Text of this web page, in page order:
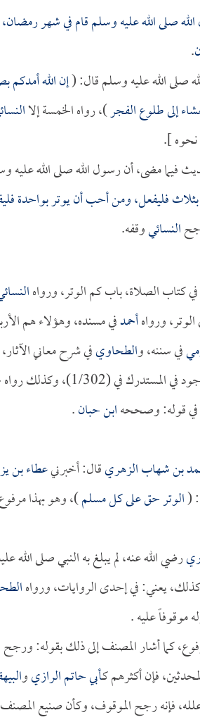
صلى الله عليه وسلم قام في شهر رمضان،
.
صلى الله عليه وسلم قال: (إن الله أمدكم
إلى طلوع الفجر)، رواه الخمسة إلا
].
فيما مضى، أن رسول الله صلى الله عليه
فليفعل، ومن أحب أن يوتر بواحدة
النسائيوقفه.
كتاب الصلاة، باب كم الوتر، ورواه
ورواهأحمدفي مسنده، وهؤلاء هم
في سننه، والطحاويفي شرح معاني
302)، وكذلك رواه جماعة، كـ
في قوله: وصححهابن حبان.
بن شهاب الزهريقال: أخبرنيعطاء بن
(الوتر حق على كل مسلم)، وهو بهذا
رضي الله عنه، لم يبلغ به النبي صلى الله
كذلك، يعني: في إحدى الروايات، ورواه
موقوفاً عليه .
كما أشار المصنف إلى ذلك بقوله: ورجح
فإن أكثرهم كـأبي حاتم الرازيو
فإنه رجح الموقوف، وكأن صنيع